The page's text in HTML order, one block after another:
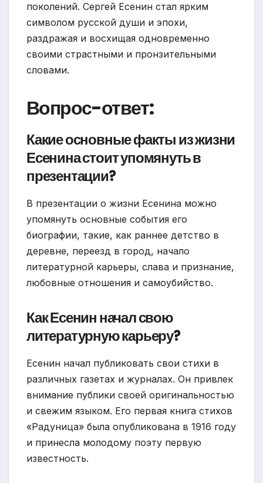
поколений. Сергей Есенин стал ярким
символом русской души и эпохи,
раздражая и восхищая одновременно
своими страстными и пронзительными
словами.
Вопрос-ответ:
Какие основные факты из жизни
Есенина стоит упомянуть в
презентации?
В презентации о жизни Есенина можно
упомянуть основные события его
биографии, такие, как раннее детство в
деревне, переезд в город, начало
литературной карьеры, слава и признание,
любовные отношения и самоубийство.
Как Есенин начал свою
литературную карьеру?
Есенин начал публиковать свои стихи в
различных газетах и журналах. Он привлек
внимание публики своей оригинальностью
и свежим языком. Его первая книга стихов
«Радуница» была опубликована в 1916 году
и принесла молодому поэту первую
известность.